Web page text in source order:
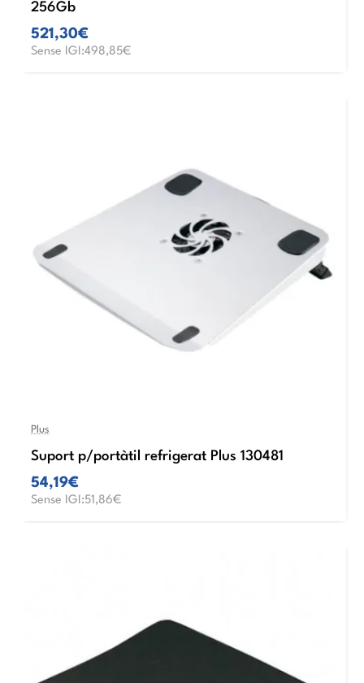
256Gb
521,30€
Sense IGI:498,85€
Plus
Suport p/portàtil refrigerat Plus 130481
54,19€
Sense IGI:51,86€